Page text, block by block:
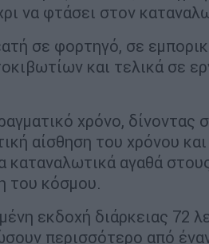
να φτάσει στον
σε φορτηγό, σε
και τελικά σε
χρόνο, δίνοντας
αίσθηση του χρόνου
καταναλωτικά αγαθά
του κόσμου.
εκδοχή διάρκειας 72
περισσότερο από